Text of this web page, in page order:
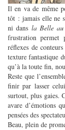
Il en va de même
tôt : jamais elle ne
ni dans la Belle
frustration permet
réflexes de
texture fantastique
qu’à la toute fin,
Reste que
finir par lasser
surtout, plus gaies.
avare d’émotions
pensées des
Beau, plein de